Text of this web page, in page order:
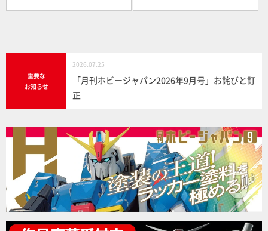
重要な
お知らせ
2026.07.25
「月刊ホビージャパン2026年9月号」お詫びと訂
正